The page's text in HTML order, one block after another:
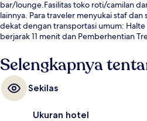
bar/lounge.Fasilitas toko roti/camilan
lainnya. Para traveler menyukai staf
dekat dengan transportasi umum: Halte
berjarak 11 menit dan Pemberhentian
Selengkapnya
Sekilas
Ukuran hotel